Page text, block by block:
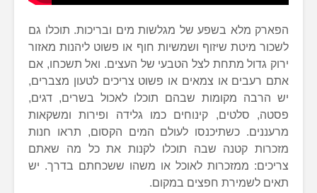
הפארק מלא בשפע של מגלשות מים ובריכות. תוכלו גם
לשכור מיטת שיזוף ושמשיות חוף או פשוט ליהנות מאזור
ירוק גדול מתחת לצל הטבעי של העצים. ואל תשכחו, אם
אתם רעבים או צמאים או פשוט צריכים לטעון מצברים,
יש הרבה מקומות שבהם תוכלו לאכול בשרים, דגים,
פסטה, סלטים, קינוחים כמו גלידה ופירות ומשקאות
מרעננים. כשתיכנסו לעולם המים הקסום, תראו חנות
מזכרות קטנה שבה תוכלו לקנות את כל מה שאתם
צריכים: ממזכרות לאוכל או משהו ששכחתם בדרך. יש
תאים לשמירת חפצים במקום.